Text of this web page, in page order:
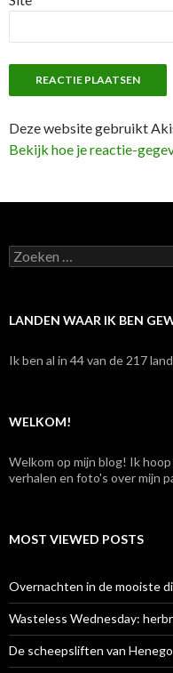
Deze website gebruikt
Bekijk hoe je reactie-
Z
o
e
a
LANDEN WAAR IK BEN
Ik ben al in 44 van de 217
WELKOM!
Welkom op mijn blog! Ik
verhalen en foto's over mijn
MOST VIEWED POSTS
Overnachten in de mooiste
Wasteless Wednesday:
De scheepsliften van